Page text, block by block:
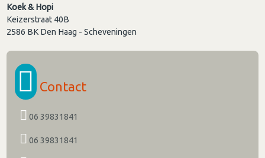
Koek & Hopi
Keizerstraat 40B
2586 BK Den Haag - Scheveningen
Contact
06 39831841
06 39831841